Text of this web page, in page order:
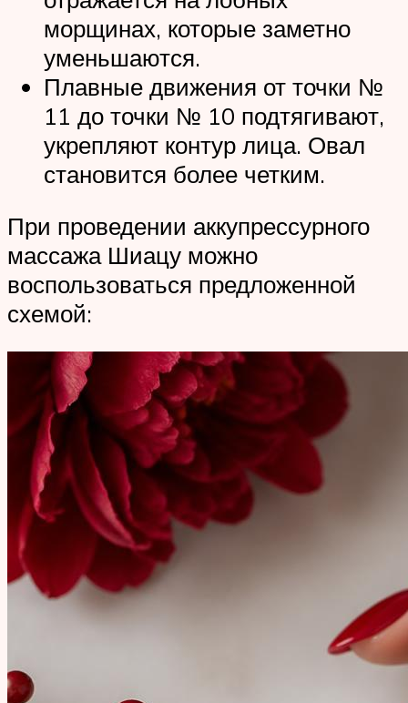
морщинах, которые заметно
уменьшаются.
Плавные движения от точки №
11 до точки № 10 подтягивают,
укрепляют контур лица. Овал
становится более четким.
При проведении аккупрессурного
массажа Шиацу можно
воспользоваться предложенной
схемой: